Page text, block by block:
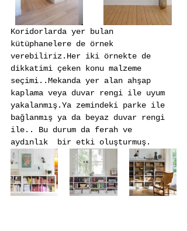
Koridorlarda yer bulan
kütüphanelere de örnek
verebiliriz.Her iki örnekte de
dikkatimi çeken konu malzeme
seçimi..Mekanda yer alan ahşap
kaplama veya duvar rengi ile uyum
yakalanmış.Ya zemindeki parke ile
bağlanmış ya da beyaz duvar rengi
ile.. Bu durum da ferah ve
aydınlık  bir etki oluşturmuş.